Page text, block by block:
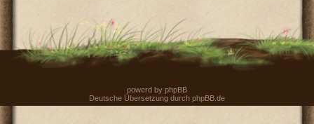
powerd by phpBB
Deutsche Übersetzung durch phpBB.de